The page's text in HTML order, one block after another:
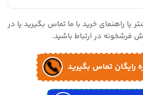
یا راهنمای خرید با ما تماس بگیرید یا در
فرشخونه در ارتباط باشید.
رایگان تماس بگیرید